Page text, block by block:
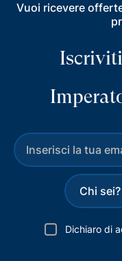
Vuoi ricevere
Dichiaro di